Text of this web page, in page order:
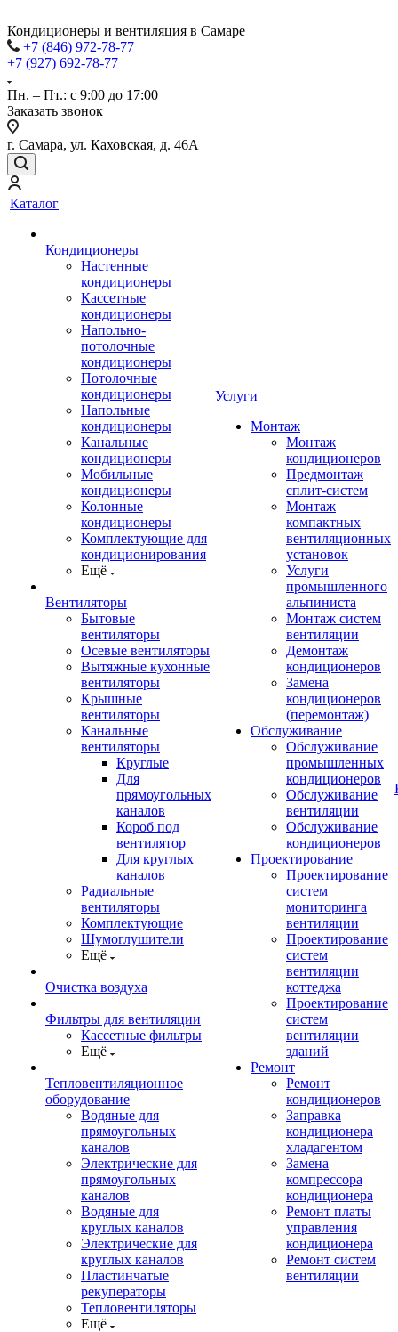
Кондиционеры и вентиляция в Самаре
+7 (846) 972-78-77
+7 (927) 692-78-77
Пн. – Пт.: с 9:00 до 17:00
Заказать звонок
г. Самара, ул. Каховская, д. 46А
Каталог
Кондиционеры
Настенные
кондиционеры
Кассетные
кондиционеры
Напольно-
потолочные
кондиционеры
Потолочные
кондиционеры
Напольные
кондиционеры
Канальные
кондиционеры
Мобильные
кондиционеры
Колонные
кондиционеры
Комплектующие для
кондиционирования
Ещё
Вентиляторы
Бытовые
вентиляторы
Осевые вентиляторы
Вытяжные кухонные
вентиляторы
Крышные
вентиляторы
Канальные
вентиляторы
Круглые
Для
прямоугольных
каналов
Короб под
вентилятор
Для круглых
каналов
Радиальные
вентиляторы
Комплектующие
Шумоглушители
Ещё
Очистка воздуха
Фильтры для вентиляции
Кассетные фильтры
Ещё
Тепловентиляционное
оборудование
Водяные для
прямоугольных
каналов
Электрические для
прямоугольных
каналов
Водяные для
круглых каналов
Электрические для
круглых каналов
Пластинчатые
рекуператоры
Тепловентиляторы
Ещё
Услуги
Монтаж
Монтаж
кондиционеров
Предмонтаж
сплит-систем
Монтаж
компактных
вентиляционных
установок
Услуги
промышленного
альпиниста
Монтаж систем
вентиляции
Демонтаж
кондиционеров
Замена
кондиционеров
(перемонтаж)
Обслуживание
Обслуживание
промышленных
кондиционеров
Обслуживание
вентиляции
Обслуживание
кондиционеров
Проектирование
Проектирование
систем
мониторинга
вентиляции
Проектирование
систем
вентиляции
коттеджа
Проектирование
систем
вентиляции
зданий
Ремонт
Ремонт
кондиционеров
Заправка
кондиционера
хладагентом
Замена
компрессора
кондиционера
Ремонт платы
управления
кондиционера
Ремонт систем
вентиляции